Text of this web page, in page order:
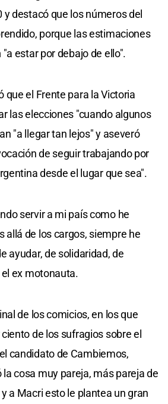
y destacó que los números del
porque las estimaciones
estar por debajo de ello".
que el Frente para la Victoria
las elecciones "cuando algunos
"a llegar tan lejos" y aseveró
de seguir trabajando por
desde el lugar que sea".
servir a mi país como he
allá de los cargos, siempre he
ayudar, de solidaridad, de
ex motonauta.
de los comicios, en los que
de los sufragios sobre el
candidato de Cambiemos,
cosa muy pareja, más pareja de
a Macri esto le plantea un gran